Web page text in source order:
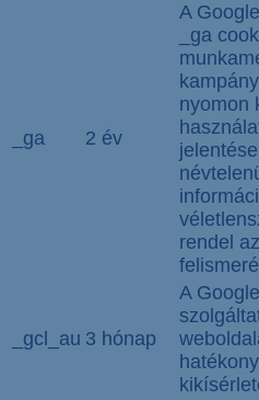
_ga 2 év
A
_ga
nyomon
rendel
_gcl_au 3 hónap
A